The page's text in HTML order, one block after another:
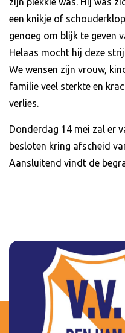
een knikje of
genoeg om blijk te geven
Helaas mocht hij deze
We wensen zijn vrouw,
familie veel sterkte en
verlies.
Donderdag 14 mei zal er
besloten kring afscheid
Aansluitend vindt de